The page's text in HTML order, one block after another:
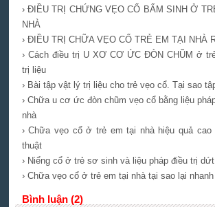
› ĐIỀU TRỊ CHỨNG VẸO CỔ BẨM SINH Ở
NHÀ
› ĐIỀU TRỊ CHỮA VẸO CỔ TRẺ EM TẠI NHÀ
› Cách điều trị U XƠ CƠ ỨC ĐÒN CHŨM ở
trị liệu
› Bài tập vật lý trị liệu cho trẻ vẹo cổ. Tại sao
› Chữa u cơ ức đòn chũm vẹo cổ bằng liệu
nhà
› Chữa vẹo cổ ở trẻ em tại nhà hiệu quả cao
thuật
› Niểng cổ ở trẻ sơ sinh và liệu pháp điều trị
› Chữa vẹo cổ ở trẻ em tại nhà tại sao lại
Bình luận (2)